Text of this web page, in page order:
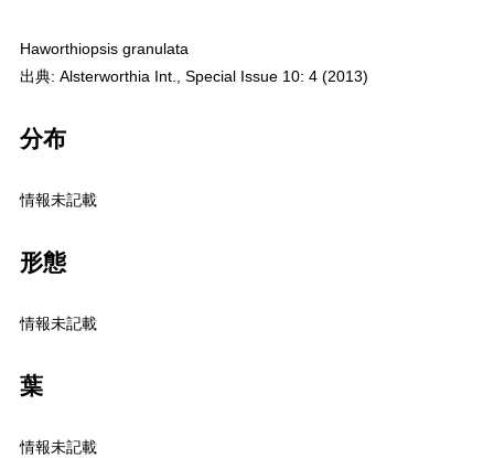
Haworthiopsis granulata
出典: Alsterworthia Int., Special Issue 10: 4 (2013)
分布
情報未記載
形態
情報未記載
葉
情報未記載